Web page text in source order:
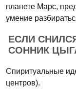
планете Марс,
умение
ЕСЛИ
СОННИК
Спиритуальные
центров).